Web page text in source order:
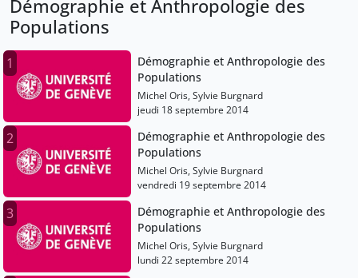
Démographie et Anthropologie des
Populations
1
Démographie et Anthropologie des
Populations
Michel Oris, Sylvie Burgnard
jeudi 18 septembre 2014
2
Démographie et Anthropologie des
Populations
Michel Oris, Sylvie Burgnard
vendredi 19 septembre 2014
3
Démographie et Anthropologie des
Populations
Michel Oris, Sylvie Burgnard
lundi 22 septembre 2014